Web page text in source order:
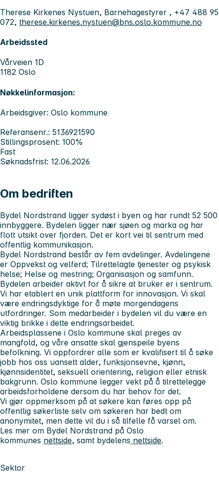
Therese Kirkenes Nystuen, Barnehagestyrer , +47 488 95
072, therese.kirkenes.nystuen@bns.oslo.kommune.no
Arbeidssted
Vårveien 1D
1182 Oslo
Nøkkelinformasjon:
Arbeidsgiver: Oslo kommune
Referansenr.: 5136921590
Stillingsprosent: 100%
Fast
Søknadsfrist: 12.06.2026
Om bedriften
Bydel Nordstrand ligger sydøst i byen og har rundt 52 500
innbyggere. Bydelen ligger nær sjøen og marka og har
flott utsikt over fjorden. Det er kort vei til sentrum med
offentlig kommunikasjon.
Bydel Nordstrand består av fem avdelinger. Avdelingene
er Oppvekst og velferd; Tilrettelagte tjenester og psykisk
helse; Helse og mestring; Organisasjon og samfunn.
Bydelen arbeider aktivt for å sikre at bruker er i sentrum.
Vi har etablert en unik plattform for innovasjon. Vi skal
være endringsdyktige for å møte morgendagens
utfordringer. Som medarbeider i bydelen vil du være en
viktig brikke i dette endringsarbeidet.
Arbeidsplassene i Oslo kommune skal preges av
mangfold, og våre ansatte skal gjenspeile byens
befolkning. Vi oppfordrer alle som er kvalifisert til å søke
jobb hos oss uansett alder, funksjonsevne, kjønn,
kjønnsidentitet, seksuell orientering, religion eller etnisk
bakgrunn. Oslo kommune legger vekt på å tilrettelegge
arbeidsforholdene dersom du har behov for det.
Vi gjør oppmerksom på at søkere kan føres opp på
offentlig søkerliste selv om søkeren har bedt om
anonymitet, men dette vil du i så tilfelle få varsel om.
Les mer om Bydel Nordstrand på Oslo
kommunes nettside, samt bydelens nettside.
Sektor